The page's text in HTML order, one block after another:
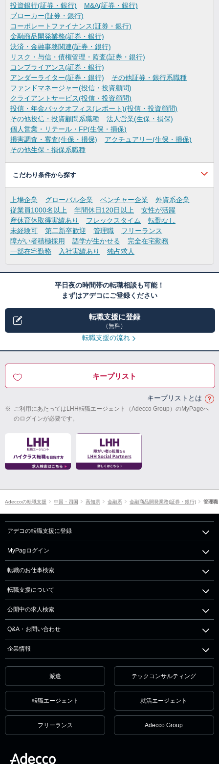
投資銀行(証券・銀行)
M&A(証券・銀行)
ブローカー(証券・銀行)
コーポレートファイナンス(証券・銀行)
金融商品開発業務(証券・銀行)
決済・金融事務関連(証券・銀行)
リスク・与信・債権管理・監査(証券・銀行)
コンプライアンス(証券・銀行)
アンダーライター(証券・銀行)
その他証券・銀行系職種
ファンドマネージャー(投信・投資顧問)
クライアントサービス(投信・投資顧問)
投信・年金バックオフィス(レポート)(投信・投資顧問)
その他投信・投資顧問系職種
法人営業(生保・損保)
個人営業・リテール・FP(生保・損保)
損害調査・審査(生保・損保)
アクチュアリー(生保・損保)
その他生保・損保系職種
こだわり条件から探す
上場企業 グローバル企業 ベンチャー企業
外資系企業
従業員1000名以上
年間休日120日以上
女性が活躍
産休育休取得実績あり
フレックスタイム
転勤なし
未経験可
第二新卒歓迎 管理職
フリーランス
障がい者積極採用
語学が生かせる
完全在宅勤務
一部在宅勤務
入社実績あり 独占求人
平日夜の時間帯の転職相談も可能！
まずはアデコにご登録ください
転職支援に登録
（無料）
転職支援の流れ
キープリスト
キープリストとは
※ ご利用にあたってはLHH転職エージェント（Adecco Group）のMyPageへ
のログインが必要です。
Adeccoの転職支援 中国・四国 高知県 金融系 金融商品開発業務(証券・銀行) 管理職
アデコの転職支援に登録
MyPagログイン
転職のお仕事検索
転職支援について
公開中の求人検索
Q&A・お問い合わせ
企業情報
派遣 テックコンサルティング
転職エージェント 就活エージェント
フリーランス Adecco Group